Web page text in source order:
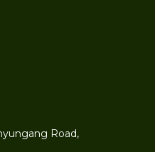
Road,